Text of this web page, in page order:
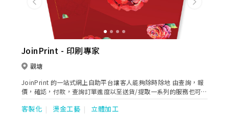
Previous Next
JoinPrint - 印刷專家
觀塘
JoinPrint 的一站式網上自助平台讓客人能夠除時除地 由查詢，報
價，確認，付款，查詢訂單進度以至送貨/提取一系列的服務也可以
輕鬆完成。 除備有多種優質紙材之外JoinPrint更特別為客人免費
設計了多款精美咭片模樣，客人只要輸入簡單資料便能創造屬於自
客製化 燙金工藝 立體加工